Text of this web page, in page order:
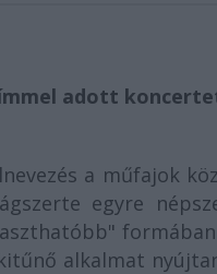
adott
a műfajok
egyre
alkalmat